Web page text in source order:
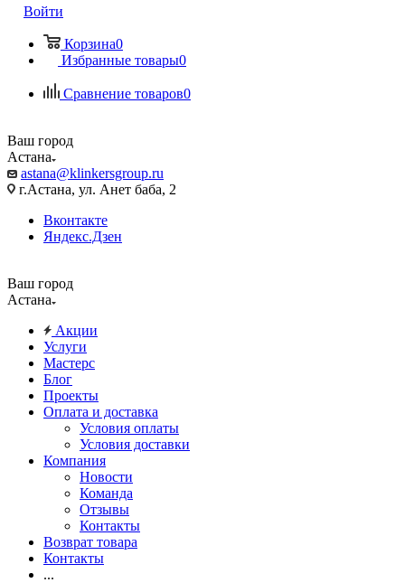
Войти
Корзина0
Избранные товары0
Сравнение товаров0
Ваш город
Астана
astana@klinkersgroup.ru
г.Астана, ул. Анет баба, 2
Вконтакте
Яндекс.Дзен
Ваш город
Астана
Акции
Услуги
Мастерс
Блог
Проекты
Оплата и доставка
Условия оплаты
Условия доставки
Компания
Новости
Команда
Отзывы
Контакты
Возврат товара
Контакты
...